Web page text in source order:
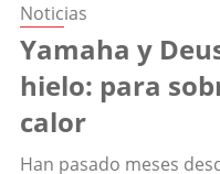
Noticias
Yamaha y
hielo: para
calor
Han pasado meses